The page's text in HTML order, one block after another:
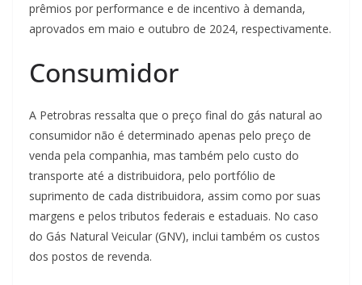
prêmios por performance e de incentivo à demanda,
aprovados em maio e outubro de 2024, respectivamente.
Consumidor
A Petrobras ressalta que o preço final do gás natural ao
consumidor não é determinado apenas pelo preço de
venda pela companhia, mas também pelo custo do
transporte até a distribuidora, pelo portfólio de
suprimento de cada distribuidora, assim como por suas
margens e pelos tributos federais e estaduais. No caso
do Gás Natural Veicular (GNV), inclui também os custos
dos postos de revenda.